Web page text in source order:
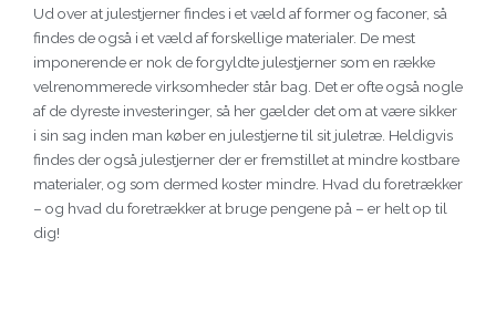
Ud over at julestjerner findes i et væld af former og faconer, så
findes de også i et væld af forskellige materialer. De mest
imponerende er nok de forgyldte julestjerner som en række
velrenommerede virksomheder står bag. Det er ofte også nogle
af de dyreste investeringer, så her gælder det om at være sikker
i sin sag inden man køber en julestjerne til sit juletræ. Heldigvis
findes der også julestjerner der er fremstillet at mindre kostbare
materialer, og som dermed koster mindre. Hvad du foretrækker
– og hvad du foretrækker at bruge pengene på – er helt op til
dig!